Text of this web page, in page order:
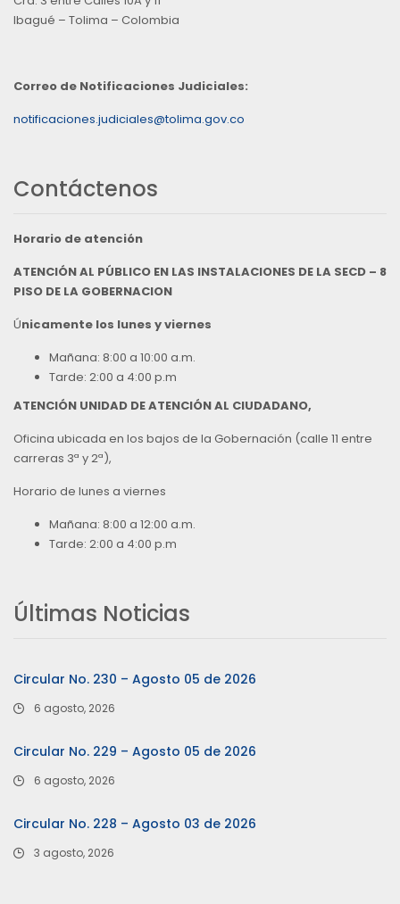
Ibagué – Tolima – Colombia
Correo de Notificaciones Judiciales:
notificaciones.judiciales@tolima.gov.co
Contáctenos
Horario de atención
ATENCIÓN AL PÚBLICO EN LAS INSTALACIONES DE LA SECD – 8
PISO DE LA GOBERNACION
Únicamente los lunes y viernes
Mañana: 8:00 a 10:00 a.m.
Tarde: 2:00 a 4:00 p.m
ATENCIÓN UNIDAD DE ATENCIÓN AL CIUDADANO,
Oficina ubicada en los bajos de la Gobernación (calle 11 entre
carreras 3ª y 2ª),
Horario de lunes a viernes
Mañana: 8:00 a 12:00 a.m.
Tarde: 2:00 a 4:00 p.m
Últimas Noticias
Circular No. 230 – Agosto 05 de 2026
6 agosto, 2026
Circular No. 229 – Agosto 05 de 2026
6 agosto, 2026
Circular No. 228 – Agosto 03 de 2026
3 agosto, 2026